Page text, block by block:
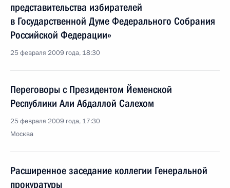
представительства избирателей
в Государственной Думе Федерального Собрания
Российской Федерации»
25 февраля 2009 года, 18:30
Переговоры с Президентом Йеменской
Республики Али Абдаллой Салехом
25 февраля 2009 года, 17:30
Москва
Расширенное заседание коллегии Генеральной
прокуратуры